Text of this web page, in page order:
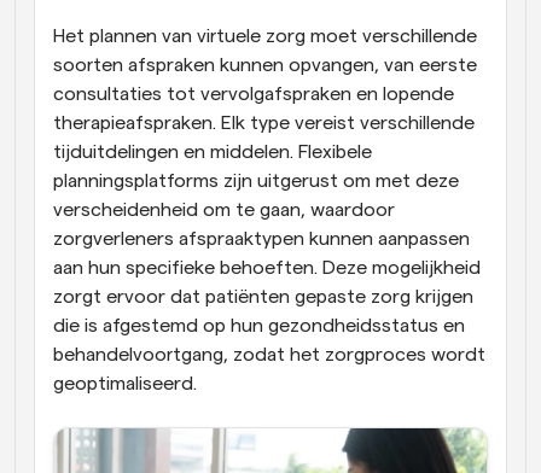
Het plannen van virtuele zorg moet verschillende
soorten afspraken kunnen opvangen, van eerste
consultaties tot vervolgafspraken en lopende
therapieafspraken. Elk type vereist verschillende
tijduitdelingen en middelen. Flexibele
planningsplatforms zijn uitgerust om met deze
verscheidenheid om te gaan, waardoor
zorgverleners afspraaktypen kunnen aanpassen
aan hun specifieke behoeften. Deze mogelijkheid
zorgt ervoor dat patiënten gepaste zorg krijgen
die is afgestemd op hun gezondheidsstatus en
behandelvoortgang, zodat het zorgproces wordt
geoptimaliseerd.